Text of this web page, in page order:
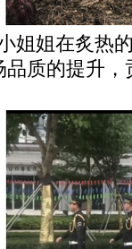
姐姐在炙热
质的提升，